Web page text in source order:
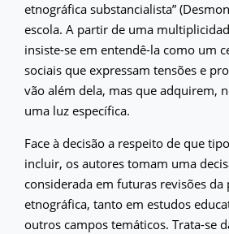
etnográfica substancialista”
escola. A partir de uma
insiste-se em entendê-la como um
sociais que expressam tensões e
vão além dela, mas que adquirem,
uma luz específica.
Face à decisão a respeito de que
incluir, os autores tomam uma
considerada em futuras revisões da
etnográfica, tanto em estudos
outros campos temáticos. Trata-se